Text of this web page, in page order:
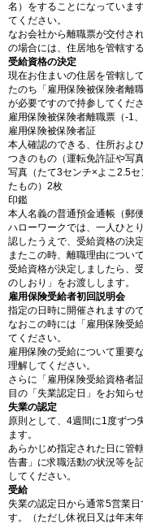
名）をすることになっていま
てください。
なお会社から離職票が交付さ
の場合には、住居地を管轄す
受給資格の決定
現在お住まいの住居を管轄し
たのち「雇用保険被保険者離
が必要ですので持参してくださ
雇用保険被保険者離職票（-1、
雇用保険被保険者証
本人確認のできる、住所およ
つきのもの（運転免許証や写
写真（たて3センチ×よこ2.5
たもの）2枚
印鑑
本人名義の普通預金通帳（郵
ハローワークでは、一人ひと
認したうえで、受給資格の決
またこの時、離職理由につい
受給資格が決定しましたら、
のしおり」をお渡しします。
雇用保険受給者初回説明会
指定の日時に開催されますの
なおこの時には「雇用保険受
てください。
雇用保険の受給について重要
理解してください。
さらに「雇用保険受給資格者
目の「失業認定日」をお知らせ
失業の認定
原則として、4週間に1度ずつ
ます。
あらかじめ指定された日に管
告書」に求職活動の状況等を
してください。
受給
失業の認定日から通常5営業
す。（ただし休祝日又は年末